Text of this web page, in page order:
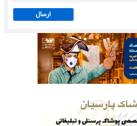
ارسال